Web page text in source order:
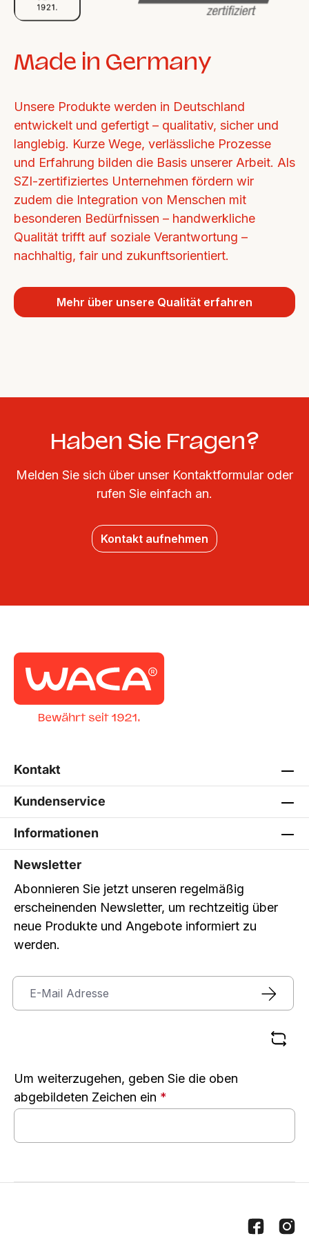
Made in Germany
Unsere Produkte werden in Deutschland
entwickelt und gefertigt – qualitativ, sicher und
langlebig. Kurze Wege, verlässliche Prozesse
und Erfahrung bilden die Basis unserer Arbeit. Als
SZI-zertifiziertes Unternehmen fördern wir
zudem die Integration von Menschen mit
besonderen Bedürfnissen – handwerkliche
Qualität trifft auf soziale Verantwortung –
nachhaltig, fair und zukunftsorientiert.
Mehr über unsere Qualität erfahren
Haben Sie Fragen?
Melden Sie sich über unser Kontaktformular oder
rufen Sie einfach an.
Kontakt aufnehmen
Kontakt
Kundenservice
Informationen
Newsletter
Abonnieren Sie jetzt unseren regelmäßig
erscheinenden Newsletter, um rechtzeitig über
neue Produkte und Angebote informiert zu
werden.
Um weiterzugehen, geben Sie die oben
abgebildeten Zeichen ein *